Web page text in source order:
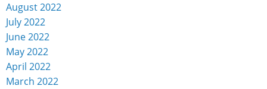
August 2022
July 2022
June 2022
May 2022
April 2022
March 2022